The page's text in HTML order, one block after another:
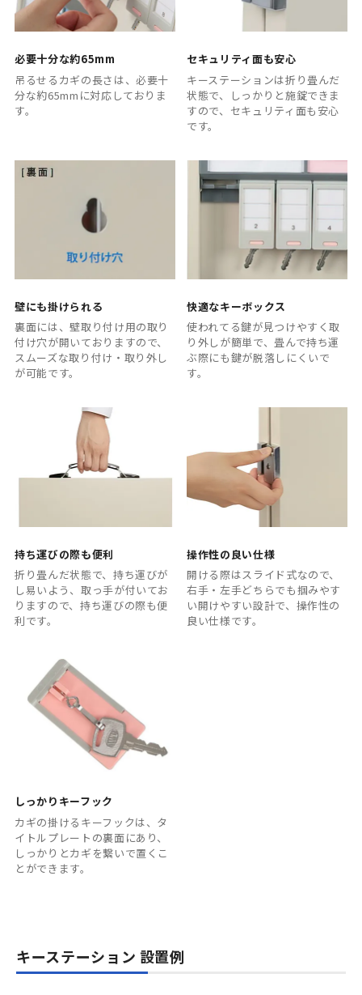
必要十分な約65mm
吊るせるカギの長さは、必要十
分な約65mmに対応しておりま
す。
セキュリティ面も安心
キーステーションは折り畳んだ
状態で、しっかりと施錠できま
すので、セキュリティ面も安心
です。
壁にも掛けられる
裏面には、壁取り付け用の取り
付け穴が開いておりますので、
スムーズな取り付け・取り外し
が可能です。
快適なキーボックス
使われてる鍵が見つけやすく取
り外しが簡単で、畳んで持ち運
ぶ際にも鍵が脱落しにくいで
す。
持ち運びの際も便利
折り畳んだ状態で、持ち運びが
し易いよう、取っ手が付いてお
りますので、持ち運びの際も便
利です。
操作性の良い仕様
開ける際はスライド式なので、
右手・左手どちらでも掴みやす
い開けやすい設計で、操作性の
良い仕様です。
しっかりキーフック
カギの掛けるキーフックは、タ
イトルプレートの裏面にあり、
しっかりとカギを繋いで置くこ
とができます。
キーステーション 設置例